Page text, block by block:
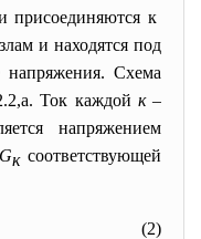
присоединяются к
и находятся под
напряжения. Схема
Ток каждой к–
напряжением
Gк соответствующей
(2)